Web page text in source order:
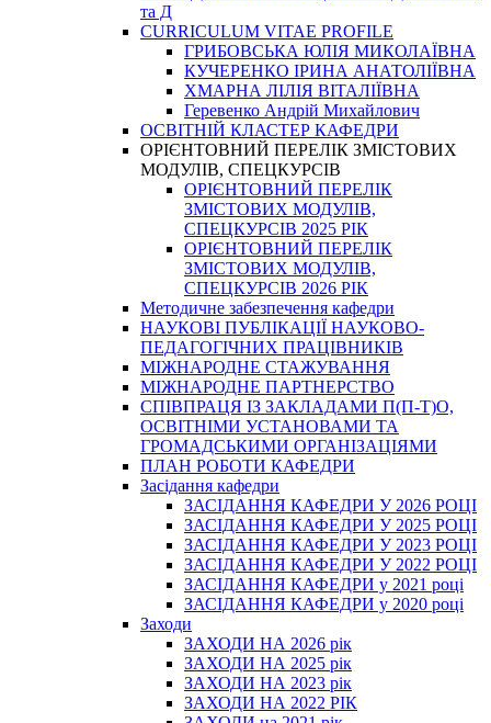
та Д
CURRICULUM VITAE PROFILE
ГРИБОВСЬКА ЮЛІЯ МИКОЛАЇВНА
КУЧЕРЕНКО ІРИНА АНАТОЛІЇВНА
ХМАРНА ЛІЛІЯ ВІТАЛІЇВНА
Геревенко Андрій Михайлович
ОСВІТНІЙ КЛАСТЕР КАФЕДРИ
ОРІЄНТОВНИЙ ПЕРЕЛІК ЗМІСТОВИХ
МОДУЛІВ, СПЕЦКУРСІВ
ОРІЄНТОВНИЙ ПЕРЕЛІК
ЗМІСТОВИХ МОДУЛІВ,
СПЕЦКУРСІВ 2025 РІК
ОРІЄНТОВНИЙ ПЕРЕЛІК
ЗМІСТОВИХ МОДУЛІВ,
СПЕЦКУРСІВ 2026 РІК
Методичне забезпечення кафедри
НАУКОВІ ПУБЛІКАЦІЇ НАУКОВО-
ПЕДАГОГІЧНИХ ПРАЦІВНИКІВ
МІЖНАРОДНЕ СТАЖУВАННЯ
МІЖНАРОДНЕ ПАРТНЕРСТВО
СПІВПРАЦЯ ІЗ ЗАКЛАДАМИ П(П-Т)О,
ОСВІТНІМИ УСТАНОВАМИ ТА
ГРОМАДСЬКИМИ ОРГАНІЗАЦІЯМИ
ПЛАН РОБОТИ КАФЕДРИ
Засідання кафедри
ЗАСІДАННЯ КАФЕДРИ У 2026 РОЦІ
ЗАСІДАННЯ КАФЕДРИ У 2025 РОЦІ
ЗАСІДАННЯ КАФЕДРИ У 2023 РОЦІ
ЗАСІДАННЯ КАФЕДРИ У 2022 РОЦІ
ЗАСІДАННЯ КАФЕДРИ у 2021 році
ЗАСІДАННЯ КАФЕДРИ у 2020 році
Заходи
ЗАХОДИ НА 2026 рік
ЗАХОДИ НА 2025 рік
ЗАХОДИ НА 2023 рік
ЗАХОДИ НА 2022 РІК